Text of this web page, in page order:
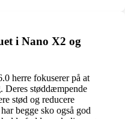
i Nano X2 og
herre fokuserer på at
støddæmpende
stød og reducere
begge sko også god